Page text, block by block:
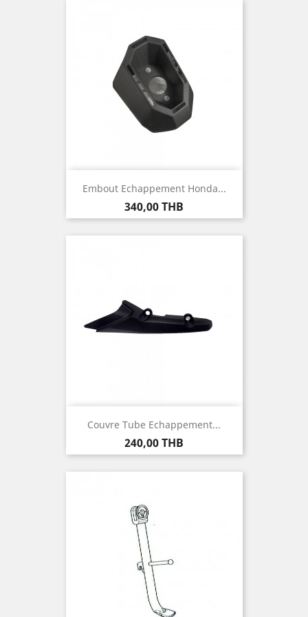
Embout Echappement Honda...
Prix
340,00 THB
Couvre Tube Echappement...
Prix
240,00 THB